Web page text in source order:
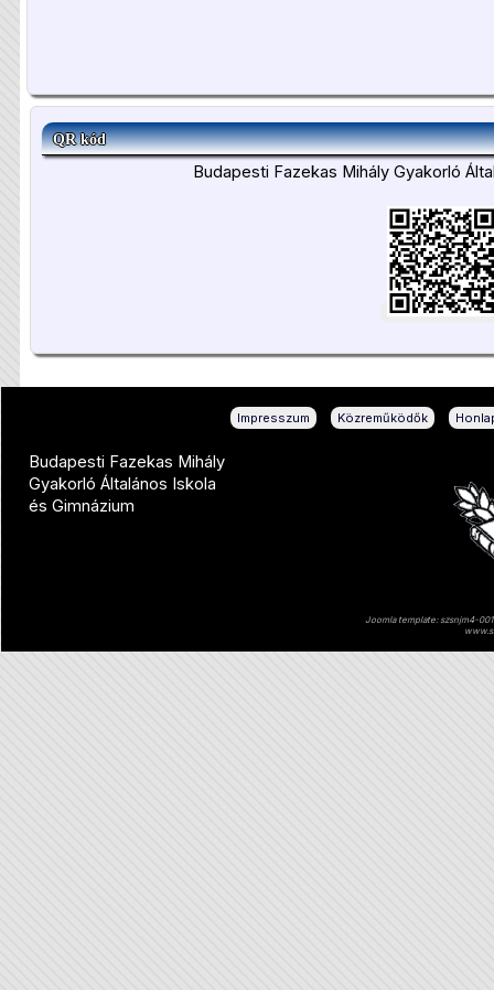
QR kód
Budapesti Fazekas Mihály Gyakorló
Impresszum Közreműködők
Budapesti Fazekas Mihály
Gyakorló Általános Iskola
és Gimnázium
Joomla template: szsnjm4-